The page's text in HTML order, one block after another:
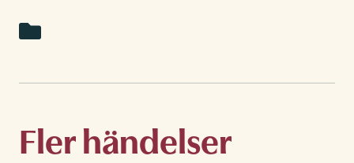
Lokaluthyrning
Fler händelser